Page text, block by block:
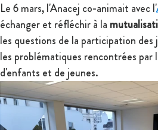
Le 6 mars, l'Anacej co-animait avec l'
échanger et réfléchir à la
les questions de la participation
les problématiques rencontrées par
d'enfants et de jeunes.